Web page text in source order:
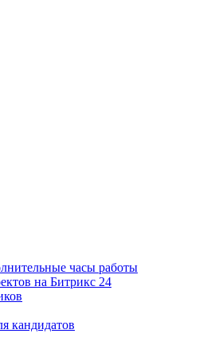
часы работы
на Битрикс 24
кандидатов